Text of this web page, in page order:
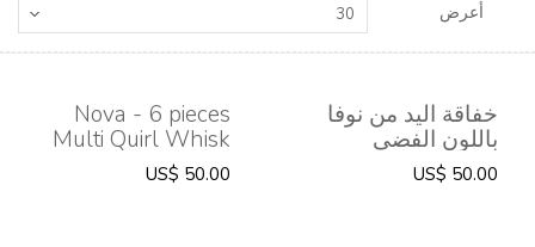
أعرض 30
خفاقة اليد من نوفا
باللون الفضي
US$ 50.00
Nova - 6 pieces
Multi Quirl Whisk
Set Green
US$ 50.00